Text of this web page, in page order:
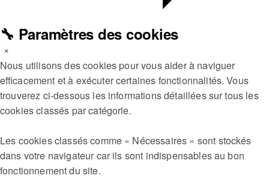
🔧 Paramètres des cookies
×
Nous utilisons des cookies pour vous aider à naviguer
efficacement et à exécuter certaines fonctionnalités. Vous
trouverez ci-dessous les informations détaillées sur tous les
cookies classés par catégorie.
Les cookies classés comme « Nécessaires » sont stockés
dans votre navigateur car ils sont indispensables au bon
fonctionnement du site.